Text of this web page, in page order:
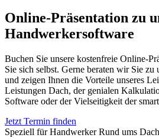
Online-Präsentation zu
Handwerkersoftware
Buchen Sie unsere kostenfreie Online-
Sie sich selbst. Gerne beraten wir Sie zu
und zeigen Ihnen die Vorteile unseres
Leistungen Dach, der genialen
Software oder der Vielseitigkeit der
Jetzt Termin finden
Speziell für Handwerker Rund ums Dach